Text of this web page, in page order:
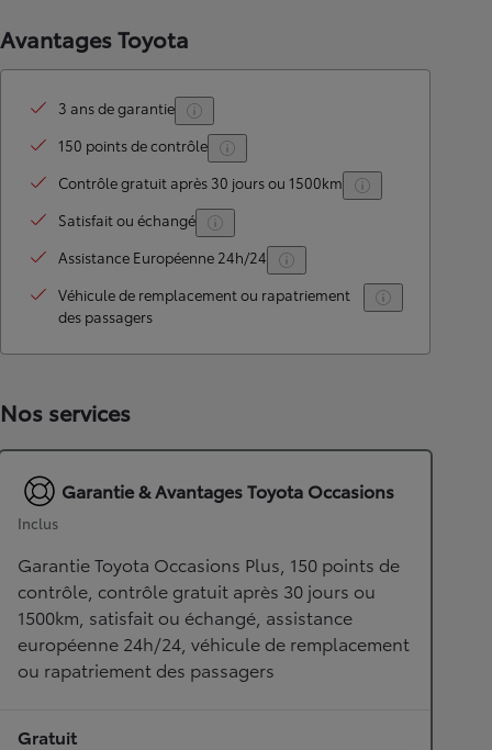
Avantages Toyota
3 ans de garantie
150 points de contrôle
Contrôle gratuit après 30 jours ou 1500km
Satisfait ou échangé
Assistance Européenne 24h/24
Véhicule de remplacement ou rapatriement
des passagers
Nos services
Garantie & Avantages Toyota Occasions
Inclus
Garantie Toyota Occasions Plus, 150 points de
contrôle, contrôle gratuit après 30 jours ou
1500km, satisfait ou échangé, assistance
européenne 24h/24, véhicule de remplacement
ou rapatriement des passagers
Gratuit